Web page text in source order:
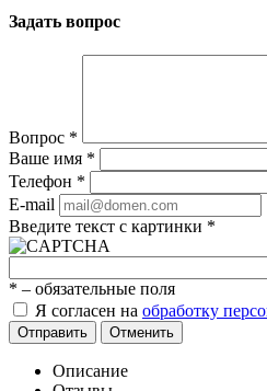
Задать вопрос
Вопрос *
Ваше имя *
Телефон *
E-mail
Введите текст с картинки *
* – обязательные поля
Я согласен на обработку
Отправить Отменить
Описание